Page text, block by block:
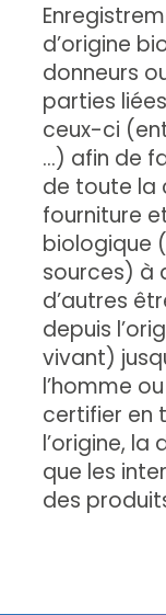
d’origine
donneurs
parties
ceux-ci
…) afin de
de toute la
fourniture
biologique
sources) à
d’autres
depuis
vivant)
l’homme
certifier en
l’origine,
que les
des